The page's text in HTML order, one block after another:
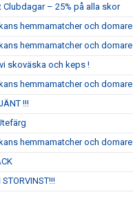
Clubdagar – 25% på alla skor
hemmamatcher och domare
hemmamatcher och domare
skoväska och keps !
hemmamatcher och domare
!!!
hemmamatcher och domare